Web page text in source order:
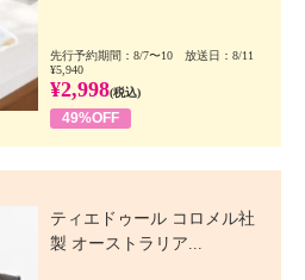
先行予約期間：8/7〜10 放送日：8/11
¥5,940
¥2,998(税込)
49%OFF
ティエドゥール コロメル社
製 オーストラリア...